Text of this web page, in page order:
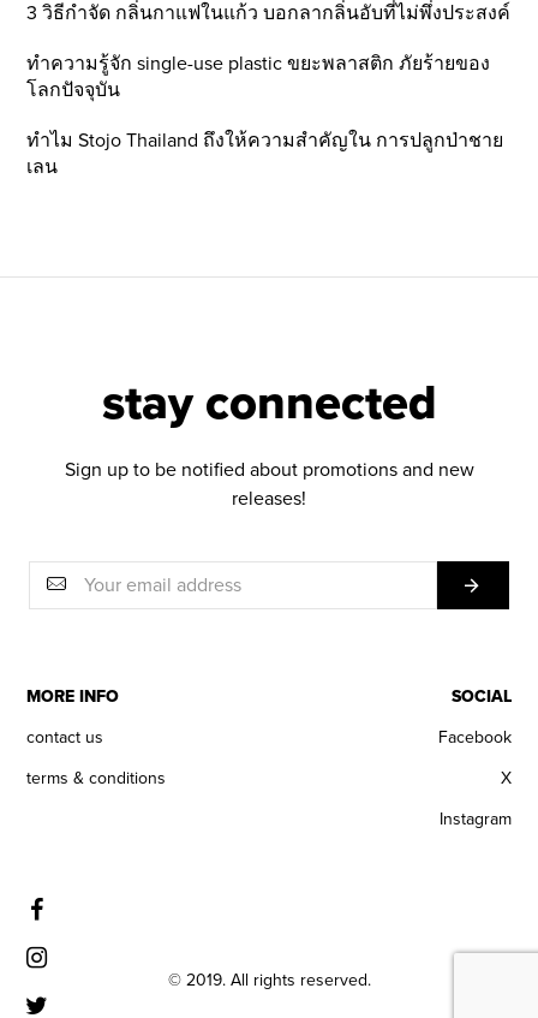
3 วิธีกำจัด กลิ่นกาแฟในแก้ว บอกลากลิ่นอับที่ไม่พึ่งประสงค์
ทำความรู้จัก single-use plastic ขยะพลาสติก ภัยร้ายของ
โลกปัจจุบัน
ทำไม Stojo Thailand ถึงให้ความสำคัญใน การปลูกป่าชาย
เลน
stay connected
Sign up to be notified about promotions and new
releases!
MORE INFO
contact us
terms & conditions
SOCIAL
Facebook
X
Instagram
© 2019. All rights reserved.